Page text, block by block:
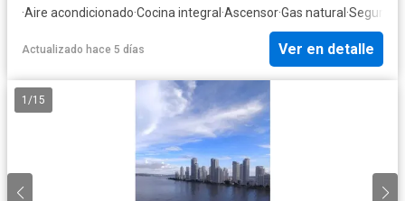
·Aire acondicionado·Cocina integral ·Ascensor·Gas natural ·
Actualizado hace 5 días Ver en detalle
1 /15